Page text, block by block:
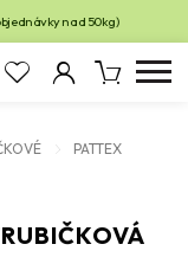
nad 50kg)
PATTEX